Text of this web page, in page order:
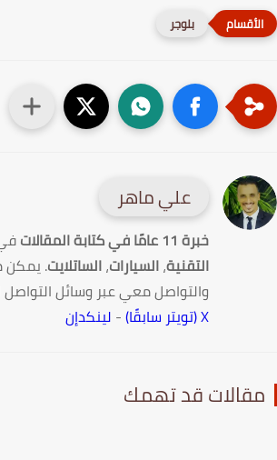
بلوجر
علي ماهر
خبرة 11 عامًا في كتابة المقالات
في
التقنية،السيارات،الساتلايت. يمكن
والتواصل معي عبر وسائل التواصل
-لينكدإن
قد تهمك